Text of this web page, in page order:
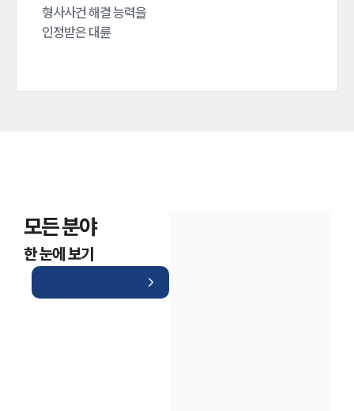
형사사건 해결 능력을
인정받은 대륜
모든 분야
한 눈에 보기